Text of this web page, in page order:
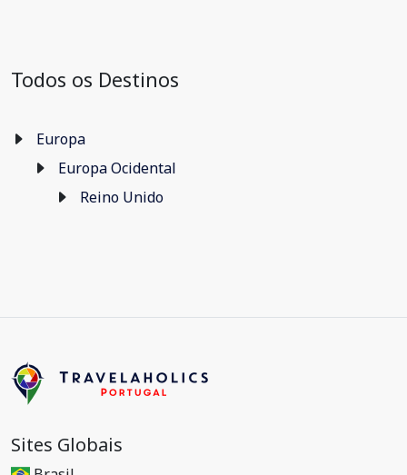
Todos os Destinos
Europa
Europa Ocidental
Reino Unido
Sites Globais